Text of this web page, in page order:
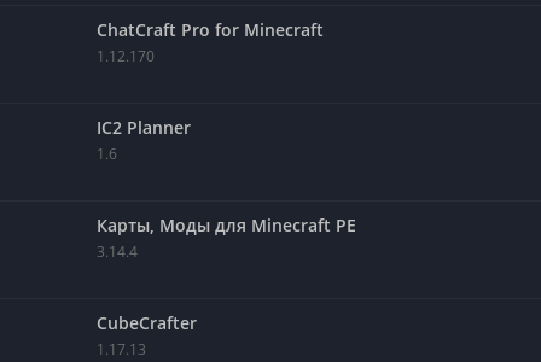
ChatCraft Pro for Minecraft
1.12.170
IC2 Planner
1.6
Карты, Моды для Minecraft PE
3.14.4
CubeCrafter
1.17.13